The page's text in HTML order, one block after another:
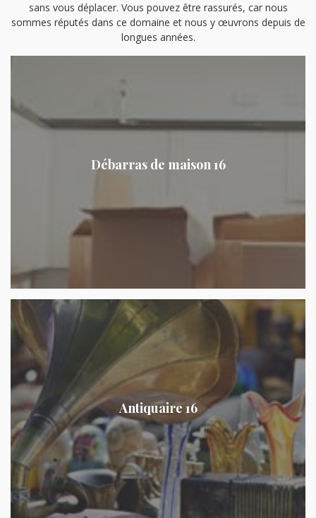
sans vous déplacer. Vous pouvez être rassurés, car nous
sommes réputés dans ce domaine et nous y œuvrons depuis de
longues années.
Débarras de maison 16
Antiquaire 16